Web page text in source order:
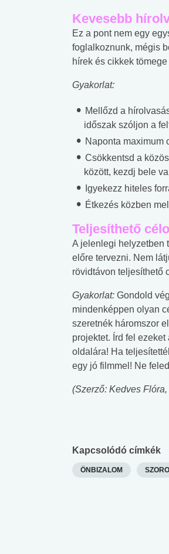
Kevesebb
Ez a pont nem egy
foglalkoznunk, mégis
hírek és cikkek
Gyakorlat:
Mellőzd a
időszak szóljon a
Naponta maximum
Csökkentsd a
között, kezdj bele
Igyekezz hiteles
Étkezés közben
Teljesíthető
A jelenlegi helyzetben
előre tervezni. Nem
rövidtávon teljesíthető
Gyakorlat: Gondold
mindenképpen olyan
szeretnék háromszor
projektet. Írd fel
oldalára! Ha
egy jó filmmel! Ne
(Szerző: Kedves
Kapcsolódó címkék
ÖNBIZALOM